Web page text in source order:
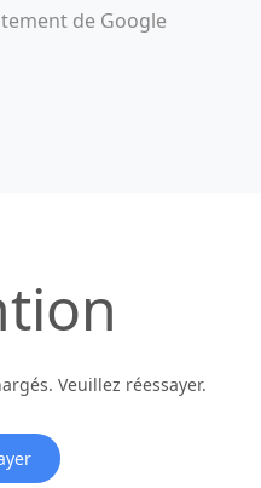
de Google
Veuillez réessayer.